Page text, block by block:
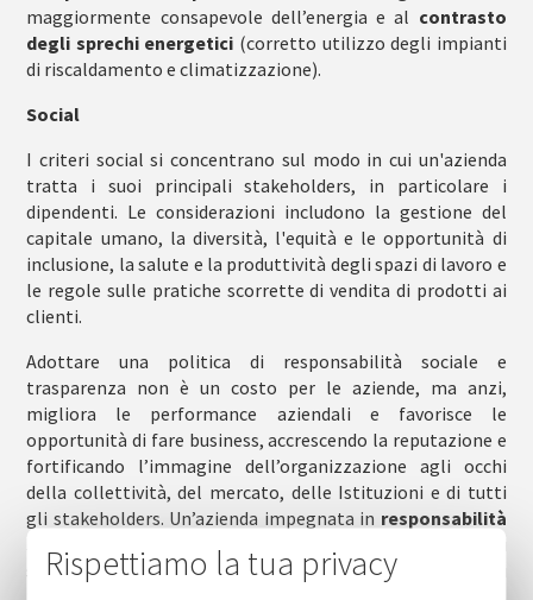
maggiormente consapevole dell’energia e al contrasto
degli sprechi energetici (corretto utilizzo degli impianti
di riscaldamento e climatizzazione).
Social
I criteri social si concentrano sul modo in cui un'azienda
tratta i suoi principali stakeholders, in particolare i
dipendenti. Le considerazioni includono la gestione del
capitale umano, la diversità, l'equità e le opportunità di
inclusione, la salute e la produttività degli spazi di lavoro e
le regole sulle pratiche scorrette di vendita di prodotti ai
clienti.
Adottare una politica di responsabilità sociale e
trasparenza non è un costo per le aziende, ma anzi,
migliora le performance aziendali e favorisce le
opportunità di fare business, accrescendo la reputazione e
fortificando l’immagine dell’organizzazione agli occhi
della collettività, del mercato, delle Istituzioni e di tutti
gli stakeholders. Un’azienda impegnata in responsabilità
ottiene riscontri positivi da parte degli
stakeholders, con conseguenti aumenti in termini di
Rispettiamo la tua privacy